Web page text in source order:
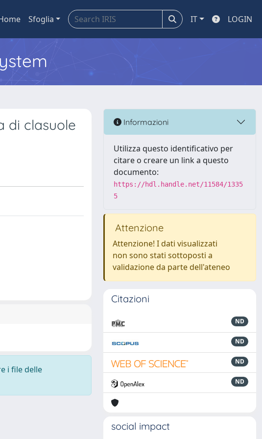
Sfoglia IT LOGIN
di clasuole
i file delle
Informazioni
Utilizza questo identificativo per
citare o creare un link a questo
documento:
https://hdl.handle.net/11584/1335
5
Attenzione
Attenzione! I dati visualizzati
non sono stati sottoposti a
validazione da parte dell'ateneo
Citazioni
ND
ND
ND
ND
social impact